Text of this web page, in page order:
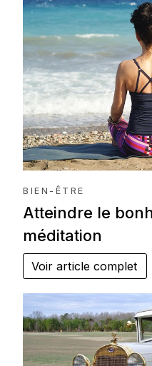
BIEN-ÊTRE
Atteindre le
méditation
Voir article complet